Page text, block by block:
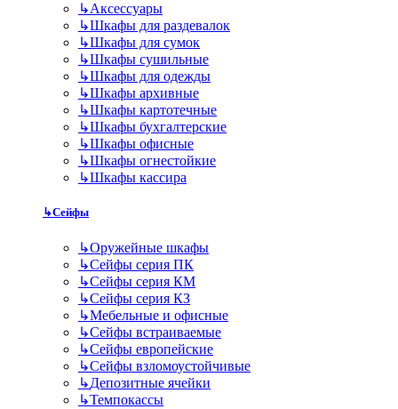
↳Аксессуары
↳Шкафы для раздевалок
↳Шкафы для сумок
↳Шкафы сушильные
↳Шкафы для одежды
↳Шкафы архивные
↳Шкафы картотечные
↳Шкафы бухгалтерские
↳Шкафы офисные
↳Шкафы огнестойкие
↳Шкафы кассира
↳Сейфы
↳Оружейные шкафы
↳Сейфы серия ПК
↳Сейфы серия КМ
↳Сейфы серия КЗ
↳Мебельные и офисные
↳Сейфы встраиваемые
↳Сейфы европейские
↳Сейфы взломоустойчивые
↳Депозитные ячейки
↳Темпокассы